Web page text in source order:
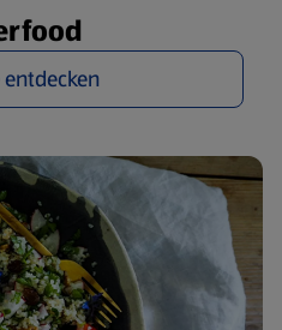
entdecken